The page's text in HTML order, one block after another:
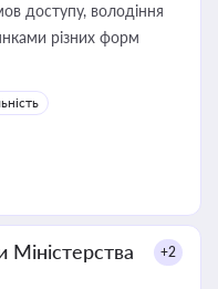
доступу, володіння
різних форм
Міністерства
+2